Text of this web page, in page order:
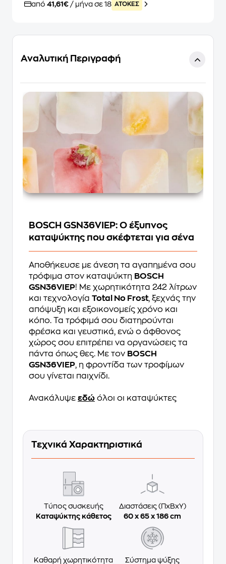
από 41,61€ / μήνα σε 18 ATOKEΣ
Αναλυτική Περιγραφή
BOSCH GSN36VIEP: Ο έξυπνος
καταψύκτης που σκέφτεται για σένα
Αποθήκευσε με άνεση τα αγαπημένα σου
τρόφιμα στον καταψύκτη BOSCH
GSN36VIEP! Με χωρητικότητα 242 λίτρων
και τεχνολογία Total No Frost, ξεχνάς την
απόψυξη και εξοικονομείς χρόνο και
κόπο. Τα τρόφιμά σου διατηρούνται
φρέσκα και γευστικά, ενώ ο άφθονος
χώρος σου επιτρέπει να οργανώσεις τα
πάντα όπως θες. Με τον BOSCH
GSN36VIEP, η φροντίδα των τροφίμων
σου γίνεται παιχνίδι.
Ανακάλυψε εδώ όλοι οι καταψύκτες
Τεχνικά Χαρακτηριστικά
Τύπος συσκευής
Καταψύκτης κάθετος
Διαστάσεις (ΠxΒxΥ)
60 x 65 x 186 cm
Καθαρή χωρητικότητα
Σύστημα ψύξης